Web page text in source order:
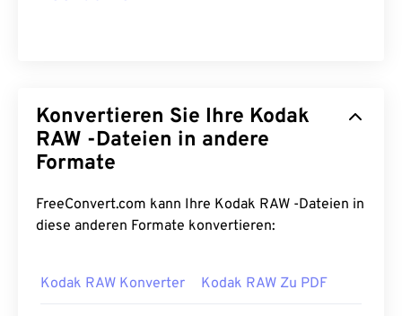
Konvertieren Sie Ihre Kodak
RAW -Dateien in andere
Formate
FreeConvert.com kann Ihre Kodak RAW -Dateien in
diese anderen Formate konvertieren:
Kodak RAW Konverter Kodak RAW Zu PDF